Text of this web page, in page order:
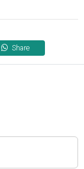
Share